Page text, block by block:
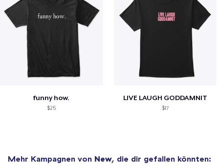
funny how.
$25
LIVE LAUGH GODDAMNIT
$17
Mehr Kampagnen von New, die dir gefallen könnten: